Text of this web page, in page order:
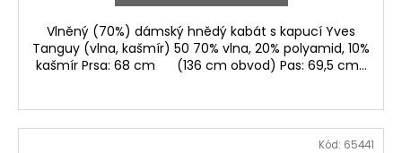
Vlněný (70%) dámský hnědý kabát s kapucí Yves
Tanguy (vlna, kašmír) 50 70% vlna, 20% polyamid, 10%
kašmír Prsa: 68 cm (136 cm obvod) Pas: 69,5 cm...
Kód: 65441